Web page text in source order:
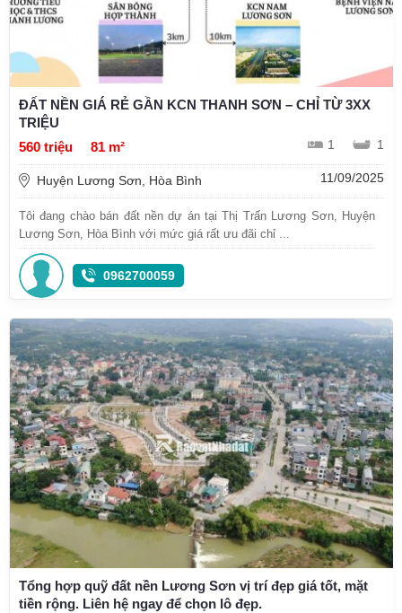
ĐẤT NỀN GIÁ RẺ GẦN KCN THANH SƠN – CHỈ TỪ 3XX
TRIỆU
560 triệu
81 m² 1 1
Huyện Lương Sơn, Hòa Bình 11/09/2025
Tôi đang chào bán đất nền dự án tại Thị Trấn Lương Sơn, Huyện
Lương Sơn, Hòa Bình với mức giá rất ưu đãi chỉ ...
0962700059
Tổng hợp quỹ đất nền Lương Sơn vị trí đẹp giá tốt, mặt
tiền rộng. Liên hệ ngay để chọn lô đẹp.